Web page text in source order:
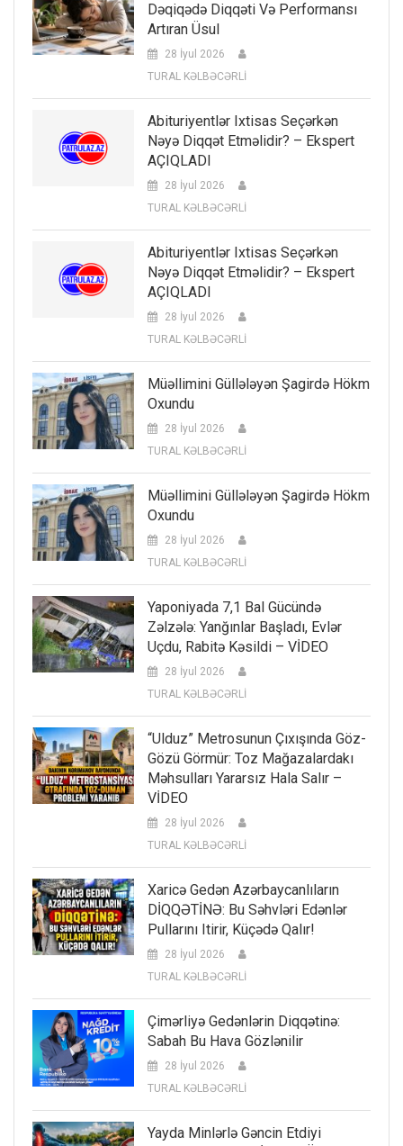
Dəqiqədə Diqqəti Və Performansı
Artıran Üsul
28 İyul 2026
TURAL KƏLBƏCƏRLİ
Abituriyentlər Ixtisas Seçərkən
Nəyə Diqqət Etməlidir? – Ekspert
AÇIQLADI
28 İyul 2026
TURAL KƏLBƏCƏRLİ
Abituriyentlər Ixtisas Seçərkən
Nəyə Diqqət Etməlidir? – Ekspert
AÇIQLADI
28 İyul 2026
TURAL KƏLBƏCƏRLİ
Müəllimini Güllələyən Şagirdə Hökm
Oxundu
28 İyul 2026
TURAL KƏLBƏCƏRLİ
Müəllimini Güllələyən Şagirdə Hökm
Oxundu
28 İyul 2026
TURAL KƏLBƏCƏRLİ
Yaponiyada 7,1 Bal Gücündə
Zəlzələ: Yanğınlar Başladı, Evlər
Uçdu, Rabitə Kəsildi – VİDEO
28 İyul 2026
TURAL KƏLBƏCƏRLİ
“Ulduz” Metrosunun Çıxışında Göz-
Gözü Görmür: Toz Mağazalardakı
Məhsulları Yararsız Hala Salır –
VİDEO
28 İyul 2026
TURAL KƏLBƏCƏRLİ
Xaricə Gedən Azərbaycanlıların
DİQQƏTİNƏ: Bu Səhvləri Edənlər
Pullarını Itirir, Küçədə Qalır!
28 İyul 2026
TURAL KƏLBƏCƏRLİ
Çimərliyə Gedənlərin Diqqətinə:
Sabah Bu Hava Gözlənilir
28 İyul 2026
TURAL KƏLBƏCƏRLİ
Yayda Minlərlə Gəncin Etdiyi